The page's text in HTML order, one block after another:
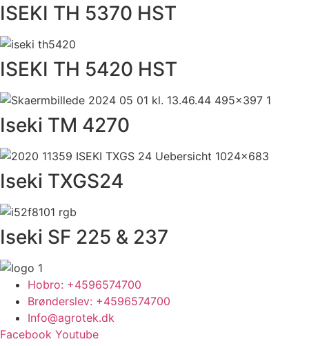
ISEKI TH 5370 HST
ISEKI TH 5420 HST
Iseki TM 4270
Iseki TXGS24
Iseki SF 225 & 237
Hobro: +4596574700
Brønderslev: +4596574700
Info@agrotek.dk
Facebook Youtube